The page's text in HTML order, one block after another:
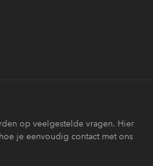
op veelgestelde vragen. Hier
je eenvoudig contact met ons